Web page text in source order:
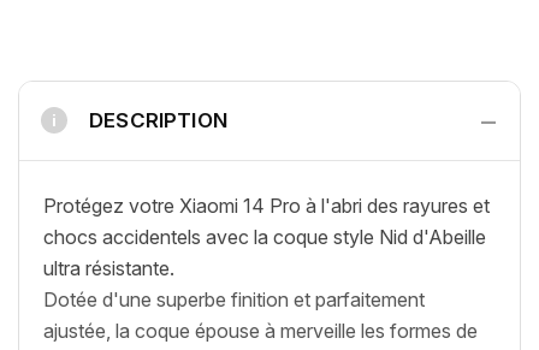
i DESCRIPTION −
Protégez votre Xiaomi 14 Pro à l'abri des rayures et
chocs accidentels avec la coque style Nid d'Abeille
ultra résistante.
Dotée d'une superbe finition et parfaitement
ajustée, la coque épouse à merveille les formes de